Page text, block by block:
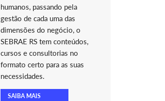
humanos, passando pela
gestão de cada uma das
dimensões do negócio, o
SEBRAE RS tem conteúdos,
cursos e consultorias no
formato certo para as suas
necessidades.
SAIBA MAIS